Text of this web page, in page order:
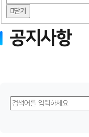
닫기
공지사항